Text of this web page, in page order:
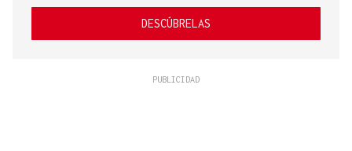
DESCÚBRELAS